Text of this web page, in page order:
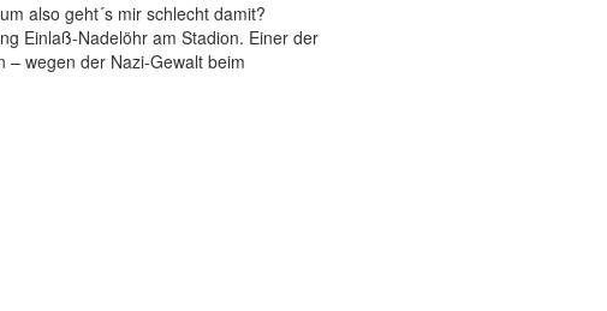
a
also geht´s mir schlecht damit?
Einlaß-Nadelöhr am Stadion. Einer der
– wegen der Nazi-Gewalt beim